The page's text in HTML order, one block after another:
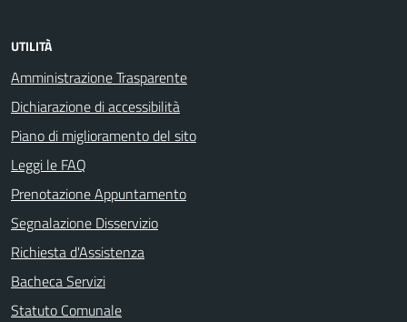
UTILITÀ
Amministrazione Trasparente
Dichiarazione di accessibilità
Piano di miglioramento del sito
Leggi le FAQ
Prenotazione Appuntamento
Segnalazione Disservizio
Richiesta d'Assistenza
Bacheca Servizi
Statuto Comunale